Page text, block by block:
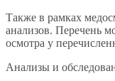
Также в рамках
анализов. Перечень
осмотра у
Анализы и